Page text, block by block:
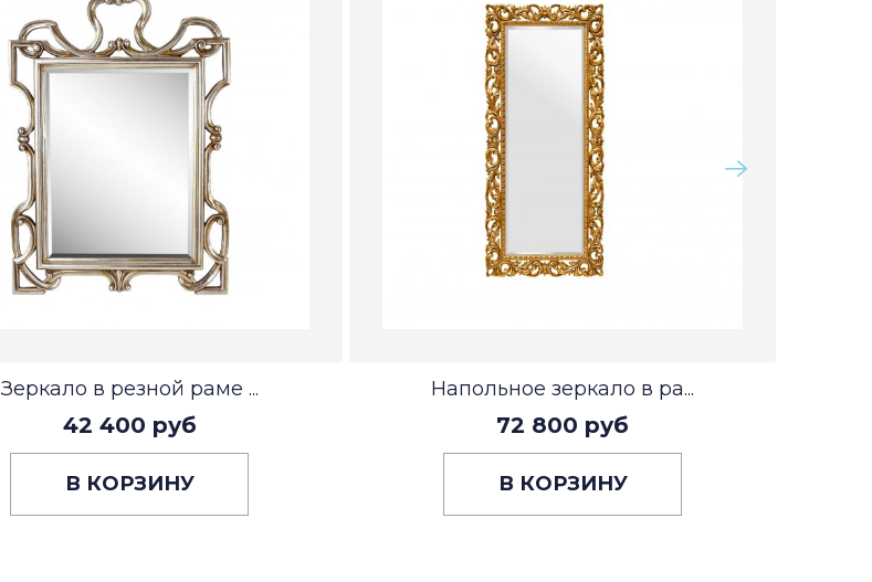
Зеркало в резной раме ...
42 400 руб
В КОРЗИНУ
Напольное зеркало в ра...
72 800 руб
В КОРЗИНУ